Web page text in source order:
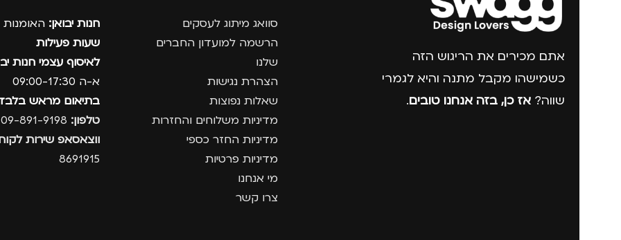
אתם מכירים את הריגוש הזה
כשמישהו מקבל מתנה והיא לגמרי
שווה? אז כן, בזה אנחנו טובים.
סוואג מיתוג לעסקים
הרשמה למועדון החברים
שלנו
הצהרת נגישות
שאלות נפוצות
מדיניות משלוחים והחזרות
מדיניות החזר כספי
מדיניות פרטיות
מי אנחנו
צרו קשר
חנות יבואן: האומנות 12, נתניה.
שעות פעילות
לאיסוף עצמי חנות
א-ה 09:00-17:30
בתיאום מראש
טלפון:
ווצאסאפ שירות
8691915